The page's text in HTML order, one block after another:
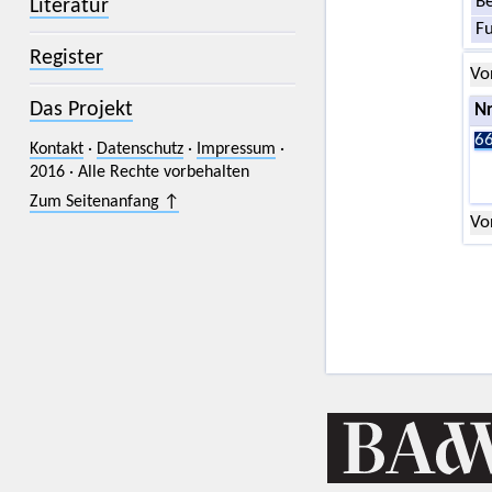
Literatur
Register
Das Projekt
Kontakt· Datenschutz· Impressum ·
2016 · Alle Rechte vorbehalten
Zum Seitenanfang ↑